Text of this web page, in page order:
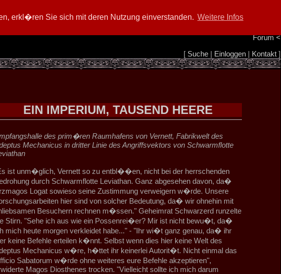
erkl�ren Sie sich mit deren Nutzung einverstanden. Weitere InfosInfo/Impressum
Forum<
[ Suche| Einloggen| Kontakt]
EIN IMPERIUM, TAUSEND HEERE
des prim�ren Raumhafens von Vernett, Fabrikwelt des
Mechanicus in dritter Linie des Angriffsvektors von Schwarmflotte
ist unm�glich, Vernett so zu entbl��en, nicht bei der herrschenden
durch Schwarmflotte Leviathan. Ganz abgesehen davon, da�
Logat sowieso seine Zustimmung verweigern w�rde. Unsere
hier sind von solcher Bedeutung, da� wir ohnehin mit
Besuchern rechnen m�ssen." Geheimrat Schwarzerd runzelte
Stirn. "Sehe ich aus wie ein Possenrei�er? Mir ist nicht bewu�t, da�
mich heute morgen verkleidet habe..." - "Ihr wi�t ganz genau, da� ihr
keine Befehle erteilen k�nnt. Selbst wenn dies hier keine Welt des
Mechanicus w�re, h�ttet ihr keinerlei Autorit�t. Nicht einmal das
Sabatorum w�rde ohne weiteres eure Befehle akzeptieren",
Magos Diosthenes trocken. "Vielleicht sollte ich mich darum